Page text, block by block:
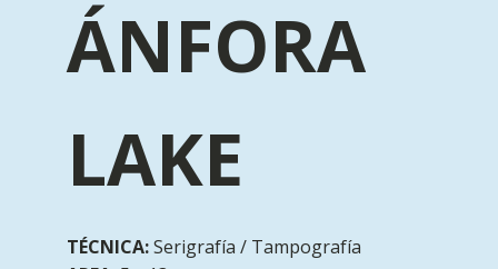
ÁNFORA
LAKE
TÉCNICA:Serigrafía / Tampografía